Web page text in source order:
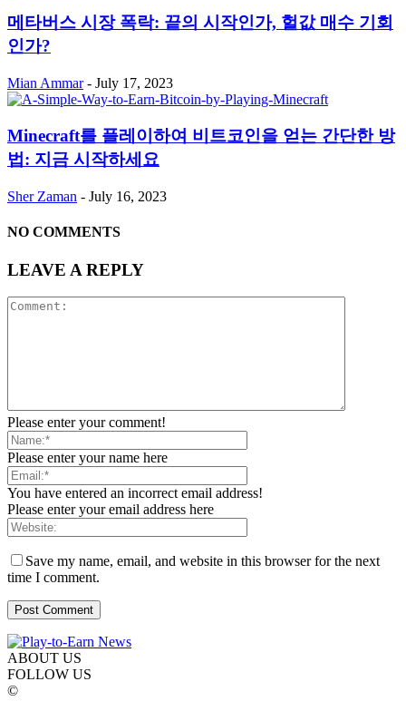
메타버스 시장 폭락: 끝의 시작인가, 헐값 매수 기회
인가?
Mian Ammar - July 17, 2023
Minecraft를 플레이하여 비트코인을 얻는 간단한 방
법: 지금 시작하세요
Sher Zaman - July 16, 2023
NO COMMENTS
LEAVE A REPLY
Please enter your comment!
Please enter your name here
You have entered an incorrect email address!
Please enter your email address here
Save my name, email, and website in this browser for the next
time I comment.
ABOUT US
FOLLOW US
©